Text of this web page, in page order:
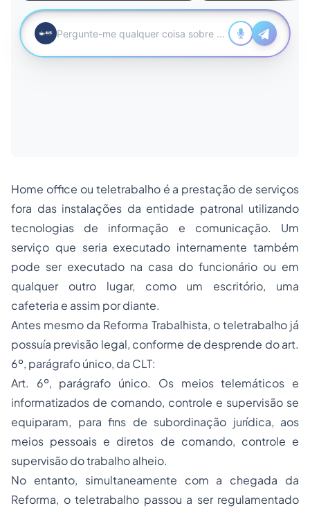
Home office ou teletrabalho é a prestação de serviços
fora das instalações da entidade patronal utilizando
tecnologias de informação e comunicação. Um
serviço que seria executado internamente também
pode ser executado na casa do funcionário ou em
qualquer outro lugar, como um escritório, uma
cafeteria e assim por diante.
Antes mesmo da Reforma Trabalhista, o teletrabalho já
possuía previsão legal, conforme de desprende do art.
6º, parágrafo único, da CLT:
Art. 6º, parágrafo único. Os meios telemáticos e
informatizados de comando, controle e supervisão se
equiparam, para fins de subordinação jurídica, aos
meios pessoais e diretos de comando, controle e
supervisão do trabalho alheio.
No entanto, simultaneamente com a chegada da
Reforma, o teletrabalho passou a ser regulamentado